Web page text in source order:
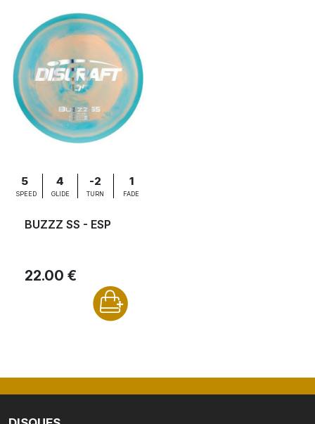
5
SPEED
4
GLIDE
-2
TURN
1
FADE
BUZZZ SS - ESP
22.00 €